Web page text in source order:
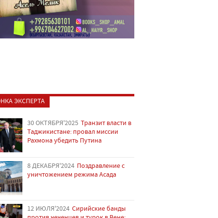
ЭКСПЕРТА
30 ОКТЯБРЯ'2025 Транзит власти в
Таджикистане: провал миссии
Рахмона убедить Путина
8 ДЕКАБРЯ'2024 Поздравление с
уничтожением режима Асада
12 ИЮЛЯ'2024 Сирийские банды